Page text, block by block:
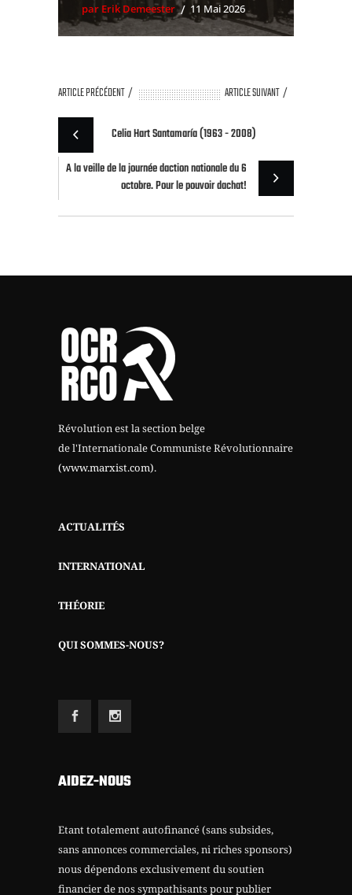
par Erik Demeester 11 Mai 2026
ARTICLE PRÉCÉDENT ARTICLE SUIVANT
Celia Hart Santamaría (1963 - 2008)
A la veille de la journée daction nationale du 6
octobre. Pour le pouvoir dachat!
Révolution est la section belge
de l'Internationale Communiste Révolutionnaire
(www.marxist.com).
ACTUALITÉS
INTERNATIONAL
THÉORIE
QUI SOMMES-NOUS?
AIDEZ-NOUS
Etant totalement autofinancé (sans subsides,
sans annonces commerciales, ni riches sponsors)
nous dépendons exclusivement du soutien
financier de nos sympathisants pour publier